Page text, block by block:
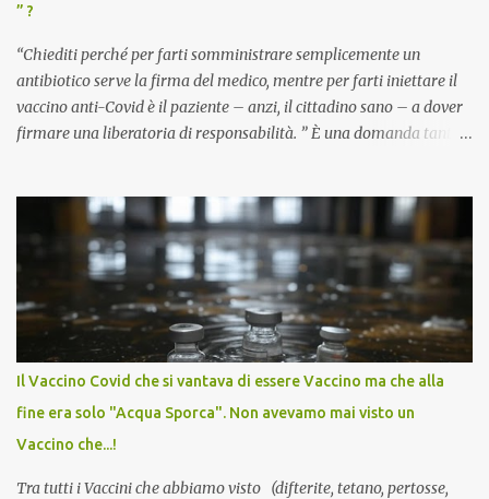
” ?
“Chiediti perché per farti somministrare semplicemente un
antibiotico serve la firma del medico, mentre per farti iniettare il
vaccino anti-Covid è il paziente – anzi, il cittadino sano – a dover
firmare una liberatoria di responsabilità. ” È una domanda tanto
pandemia. Un interrogativo che dovrebbe scuotere chiunque abbia
ancora il coraggio di pensare con la propria testa. Per il vaccino
anti-Covid, un pro-farmaco, con autorizzazione condizionata,
sviluppato in tempi record, con tecnologie mai utilizzate prima su
larga scala, ancora oggetto di studio e di discussione
internazionale serve solo una firma. La tua. Lo si somministra
anche a persone sane, giovani, senza fattori di rischio, spesso già
serve una prescrizione. Non c’è diagnosi. Non c’è presa in carico.
L’unico atto richiesto è una fi...
Il Vaccino Covid che si vantava di essere Vaccino ma che alla
fine era solo "Acqua Sporca". Non avevamo mai visto un
Vaccino che...!
Tra tutti i Vaccini che abbiamo visto (difterite, tetano, pertosse,